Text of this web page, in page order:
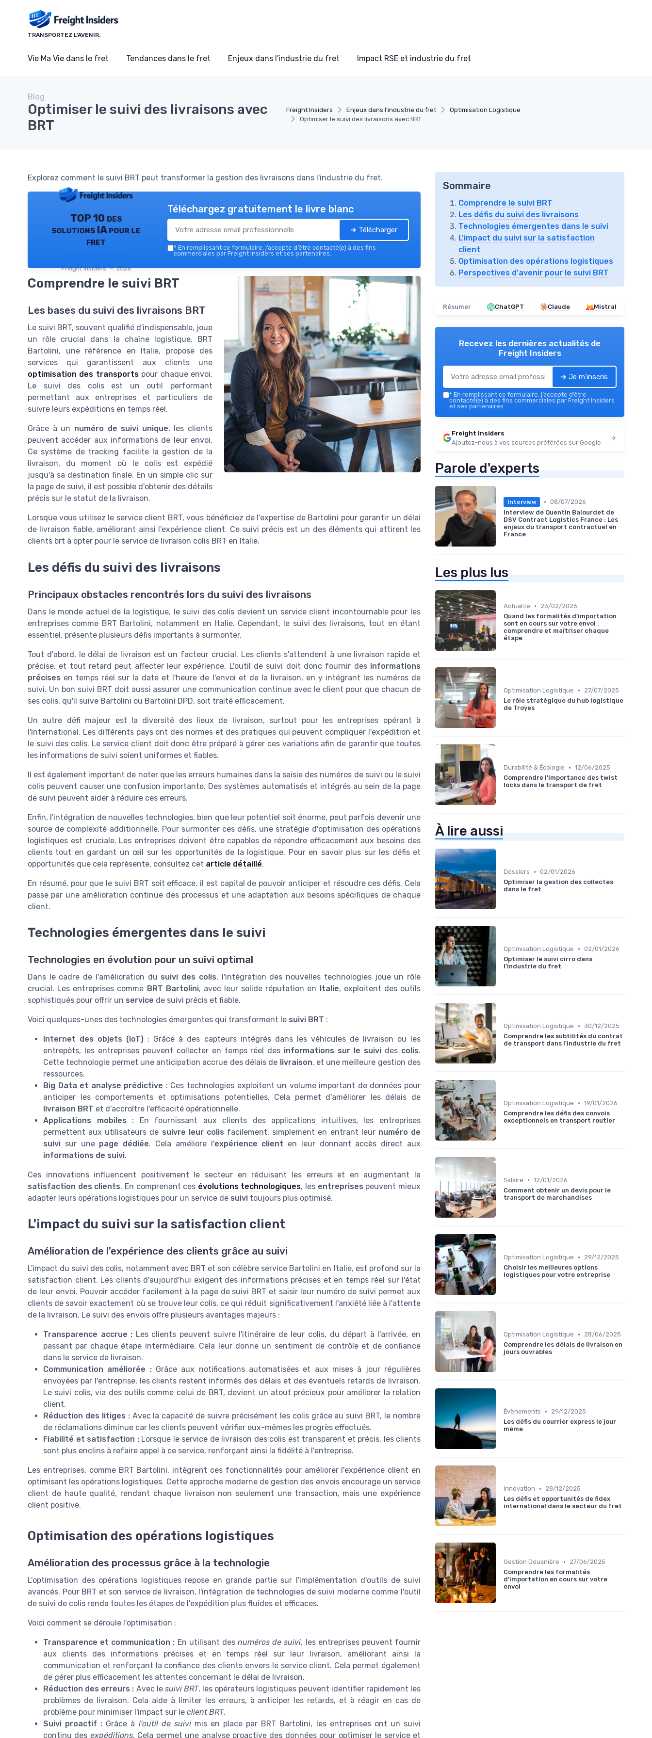
TRANSPORTEZ L'AVENIR.
Vie Ma Vie dans le fret Tendances dans le fret Enjeux dans l'industrie du fret Impact RSE et industrie du fret
Freight Insiders Enjeux dans l'industrie du fret
Optimisation Logistique
Optimiser le suivi des livraisons avec BRT
Blog
Optimiser le suivi des livraisons avec
BRT
Explorez comment le suivi BRT peut transformer la gestion des livraisons dans l'industrie du fret.
TOP 10 des
solutions IA pour le
fret
Freight Insiders — 2026
Téléchargez gratuitement le livre blanc
➔ Télécharger
* En remplissant ce formulaire, j’accepte d’être contacté(e) à des fins
commerciales par Freight Insiders et ses partenaires.
Comprendre le suivi BRT
Les bases du suivi des livraisons BRT
Le suivi BRT, souvent qualifié d'indispensable, joue
un rôle crucial dans la chaîne logistique. BRT
Bartolini, une référence en Italie, propose des
services qui garantissent aux clients une
optimisation des transportspour chaque envoi.
Le suivi des colis est un outil performant
permettant aux entreprises et particuliers de
suivre leurs expéditions en temps réel.
Grâce à un numéro de suivi unique, les clients
peuvent accéder aux informations de leur envoi.
Ce système de tracking facilite la gestion de la
livraison, du moment où le colis est expédié
jusqu'à sa destination finale. En un simple clic sur
la page de suivi, il est possible d'obtenir des détails
précis sur le statut de la livraison.
Lorsque vous utilisez le service client BRT, vous bénéficiez de l’expertise de Bartolini pour garantir un délai
de livraison fiable, améliorant ainsi l’expérience client. Ce suivi précis est un des éléments qui attirent les
clients brt à opter pour le service de livraison colis BRT en Italie.
Les défis du suivi des livraisons
Principaux obstacles rencontrés lors du suivi des livraisons
Dans le monde actuel de la logistique, le suivi des colis devient un service client incontournable pour les
entreprises comme BRT Bartolini, notamment en Italie. Cependant, le suivi des livraisons, tout en étant
essentiel, présente plusieurs défis importants à surmonter.
Tout d'abord, le délai de livraison est un facteur crucial. Les clients s'attendent à une livraison rapide et
précise, et tout retard peut affecter leur expérience. L'outil de suivi doit donc fournir des informations
précises en temps réel sur la date et l'heure de l'envoi et de la livraison, en y intégrant les numéros de
suivi. Un bon suivi BRT doit aussi assurer une communication continue avec le client pour que chacun de
ses colis, qu'il suive Bartolini ou Bartolini DPD, soit traité efficacement.
Un autre défi majeur est la diversité des lieux de livraison, surtout pour les entreprises opérant à
l'international. Les différents pays ont des normes et des pratiques qui peuvent compliquer l'expédition et
le suivi des colis. Le service client doit donc être préparé à gérer ces variations afin de garantir que toutes
les informations de suivi soient uniformes et fiables.
Il est également important de noter que les erreurs humaines dans la saisie des numéros de suivi ou le suivi
colis peuvent causer une confusion importante. Des systèmes automatisés et intégrés au sein de la page
de suivi peuvent aider à réduire ces erreurs.
Enfin, l'intégration de nouvelles technologies, bien que leur potentiel soit énorme, peut parfois devenir une
source de complexité additionnelle. Pour surmonter ces défis, une stratégie d'optimisation des opérations
logistiques est cruciale. Les entreprises doivent être capables de répondre efficacement aux besoins des
clients tout en gardant un œil sur les opportunités de la logistique. Pour en savoir plus sur les défis et
opportunités que cela représente, consultez cet article détaillé.
En résumé, pour que le suivi BRT soit efficace, il est capital de pouvoir anticiper et résoudre ces défis. Cela
passe par une amélioration continue des processus et une adaptation aux besoins spécifiques de chaque
client.
Technologies émergentes dans le suivi
Technologies en évolution pour un suivi optimal
Dans le cadre de l'amélioration du suivi des colis, l'intégration des nouvelles technologies joue un rôle
crucial. Les entreprises comme BRT Bartolini, avec leur solide réputation en Italie, exploitent des outils
sophistiqués pour offrir un service de suivi précis et fiable.
Voici quelques-unes des technologies émergentes qui transforment le suivi BRT :
Internet des objets (IoT) : Grâce à des capteurs intégrés dans les véhicules de livraison ou les
entrepôts, les entreprises peuvent collecter en temps réel des informations sur le suivi des colis.
Cette technologie permet une anticipation accrue des délais de livraison, et une meilleure gestion des
ressources.
Big Data et analyse prédictive : Ces technologies exploitent un volume important de données pour
anticiper les comportements et optimisations potentielles. Cela permet d'améliorer les délais de
livraison BRT et d'accroître l'efficacité opérationnelle.
Applications mobiles : En fournissant aux clients des applications intuitives, les entreprises
permettent aux utilisateurs de suivre leur colis facilement, simplement en entrant leur numéro de
suivi sur une page dédiée. Cela améliore l'expérience client en leur donnant accès direct aux
informations de suivi.
Ces innovations influencent positivement le secteur en réduisant les erreurs et en augmentant la
satisfaction des clients. En comprenant ces évolutions technologiques, les entreprises peuvent mieux
adapter leurs opérations logistiques pour un service de suivi toujours plus optimisé.
L'impact du suivi sur la satisfaction client
Amélioration de l'expérience des clients grâce au suivi
L'impact du suivi des colis, notamment avec BRT et son célèbre service Bartolini en Italie, est profond sur la
satisfaction client. Les clients d'aujourd'hui exigent des informations précises et en temps réel sur l'état
de leur envoi. Pouvoir accéder facilement à la page de suivi BRT et saisir leur numéro de suivi permet aux
clients de savoir exactement où se trouve leur colis, ce qui réduit significativement l'anxiété liée à l'attente
de la livraison. Le suivi des envois offre plusieurs avantages majeurs :
Transparence accrue : Les clients peuvent suivre l'itinéraire de leur colis, du départ à l'arrivée, en
passant par chaque étape intermédiaire. Cela leur donne un sentiment de contrôle et de confiance
dans le service de livraison.
Communication améliorée :Grâce aux notifications automatisées et aux mises à jour régulières
envoyées par l'entreprise, les clients restent informés des délais et des éventuels retards de livraison.
Le suivi colis, via des outils comme celui de BRT, devient un atout précieux pour améliorer la relation
client.
Réduction des litiges :Avec la capacité de suivre précisément les colis grâce au suivi BRT, le nombre
de réclamations diminue car les clients peuvent vérifier eux-mêmes les progrès effectués.
Fiabilité et satisfaction :Lorsque le service de livraison des colis est transparent et précis, les clients
sont plus enclins à refaire appel à ce service, renforçant ainsi la fidélité à l'entreprise.
Les entreprises, comme BRT Bartolini, intègrent ces fonctionnalités pour améliorer l'expérience client en
optimisant les opérations logistiques. Cette approche moderne de gestion des envois encourage un service
client de haute qualité, rendant chaque livraison non seulement une transaction, mais une expérience
client positive.
Optimisation des opérations logistiques
Amélioration des processus grâce à la technologie
L'optimisation des opérations logistiques repose en grande partie sur l'implémentation d'outils de suivi
avancés. Pour BRT et son service de livraison, l'intégration de technologies de suivi moderne comme l'outil
de suivi de colis renda toutes les étapes de l'expédition plus fluides et efficaces.
Voici comment se déroule l'optimisation :
Transparence et communication : En utilisant desnuméros de suivi, les entreprises peuvent fournir
aux clients des informations précises et en temps réel sur leur livraison, améliorant ainsi la
communication et renforçant la confiance des clients envers le service client. Cela permet également
de gérer plus efficacement les attentes concernant le délai de livraison.
Réduction des erreurs : Avec le suivi BRT, les opérateurs logistiques peuvent identifier rapidement les
problèmes de livraison. Cela aide à limiter les erreurs, à anticiper les retards, et à réagir en cas de
problème pour minimiser l'impact sur le client BRT.
Suivi proactif : Grâce à l'outil de suivimis en place par BRT Bartolini, les entreprises ont un suivi
continu des expéditions. Cela permet une analyse proactive des données pour optimiser le service et
Sommaire
Comprendre le suivi BRT
Les défis du suivi des livraisons
Technologies émergentes dans le suivi
L'impact du suivi sur la satisfaction
client
Optimisation des opérations logistiques
Perspectives d'avenir pour le suivi BRT
Résumer ChatGPT Claude Mistral
Recevez les dernières actualités de
Freight Insiders
➔ Je m'inscris
* En remplissant ce formulaire, j’accepte d’être
contacté(e) à des fins commerciales par Freight Insiders
et ses partenaires.
Freight Insiders
Ajoutez-nous à vos sources préférées sur Google
Parole d'experts
Interview • 08/07/2026
Interview de Quentin Balourdet de
DSV Contract Logistics France : Les
enjeux du transport contractuel en
France
Les plus lus
Actualité •
23/02/2026
Quand les formalités d’importation
sont en cours sur votre envoi :
comprendre et maîtriser chaque
étape
Optimisation Logistique •
27/07/2025
Le rôle stratégique du hub logistique
de Troyes
Durabilité & Écologie • 12/06/2025
Comprendre l'importance des twist
locks dans le transport de fret
À lire aussi
Dossiers • 02/01/2026
Optimiser la gestion des collectes
dans le fret
Optimisation Logistique • 02/01/2026
Optimiser le suivi cirro dans
l'industrie du fret
Optimisation Logistique • 30/12/2025
Comprendre les subtilités du contrat
de transport dans l'industrie du fret
Optimisation Logistique • 19/01/2026
Comprendre les défis des convois
exceptionnels en transport routier
Salaire • 12/01/2026
Comment obtenir un devis pour le
transport de marchandises
Optimisation Logistique •
29/12/2025
Choisir les meilleures options
logistiques pour votre entreprise
Optimisation Logistique •
28/06/2025
Comprendre les délais de livraison en
jours ouvrables
Évènements •
29/12/2025
Les défis du courrier express le jour
même
Innovation •
28/12/2025
Les défis et opportunités de fidex
international dans le secteur du fret
Gestion Douanière •
27/06/2025
Comprendre les formalités
d'importation en cours sur votre
envoi